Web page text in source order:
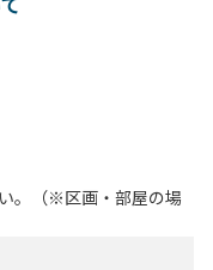
。（※区画・部屋の場